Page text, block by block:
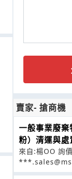
賣家- 搶商機
一般事業廢
粉）清運與處
來自:楊OO 詢價